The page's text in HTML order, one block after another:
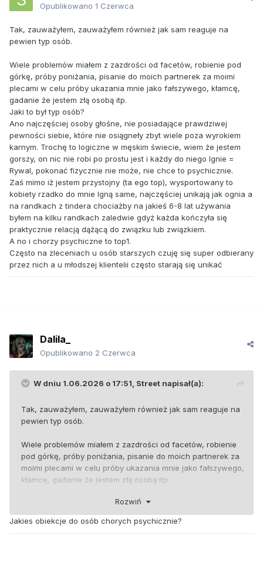
Opublikowano 1 Czerwca
Tak, zauważyłem, zauważyłem również jak sam reaguje na
pewien typ osób.
Wiele problemów miałem z zazdrości od facetów, robienie pod
górkę, próby poniżania, pisanie do moich partnerek za moimi
plecami w celu próby ukazania mnie jako fałszywego, kłamcę,
gadanie że jestem złą osobą itp.
Jaki to był typ osób?
Ano najczęściej osoby głośne, nie posiadające prawdziwej
pewności siebie, które nie osiągneły zbyt wiele poza wyrokiem
karnym. Trochę to logiczne w męskim świecie, wiem że jestem
gorszy, on nic nie robi po prostu jest i każdy do niego lgnie =
Rywal, pokonać fizycznie nie może, nie chce to psychicznie.
Zaś mimo iż jestem przystojny (ta ego top), wysportowany to
kobiety rzadko do mnie lgną same, najczęściej unikają jak ognia a
na randkach z tindera chociażby na jakieś 6-8 lat używania
byłem na kilku randkach zaledwie gdyż każda kończyła się
praktycznie relacją dążącą do związku lub związkiem.
A no i chorzy psychiczne to top1.
Często na zleceniach u osób starszych czuję się super odbierany
przez nich a u młodszej klientelii często starają się unikać
Dalila_
Opublikowano 2 Czerwca
W dniu 1.06.2026 o 17:51, Street napisał(a):
Tak, zauważyłem, zauważyłem również jak sam reaguje na
pewien typ osób.
Wiele problemów miałem z zazdrości od facetów, robienie
pod górkę, próby poniżania, pisanie do moich partnerek za
moimi plecami w celu próby ukazania mnie jako fałszywego,
kłamcę, gadanie że jestem złą osobą itp.
Ano najczęściej osoby głośne, nie posiadające prawdziwej
pewności siebie, które nie osiągneły zbyt wiele poza
wyrokiem karnym. Trochę to logiczne w męskim świecie,
Rozwiń
Jakies obiekcje do osób chorych psychicznie?